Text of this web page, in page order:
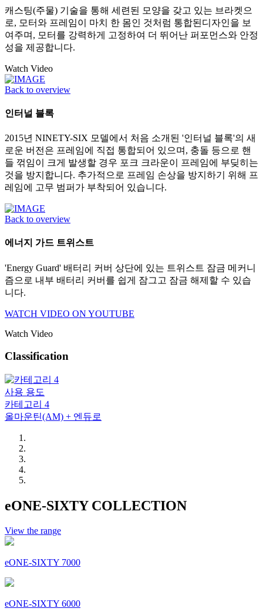
캐스팅(주물) 기술을 통해 세련된 모양을 갖고 있는 브라켓으
로, 모터와 프레임이 마치 한 몸인 것처럼 통합된디자인을 보
여주며, 모터를 강력하게 고정하여 더 뛰어난 퍼포먼스와 안정
성을 제공합니다.
Watch Video
Back to overview
인터널 블록
2015년 NINETY-SIX 모델에서 처음 소개된 '인터널 블록'의 새
로운 버전은 프레임에 직접 통합되어 있으며, 충돌 등으로 핸
들 꺾임이 크게 발생할 경우 포크 크라운이 프레임에 부딪히는
것을 방지합니다. 추가적으로 프레임 손상을 방지하기 위해 프
레임에 고무 범퍼가 부착되어 있습니다.
Back to overview
에너지 가드 트위스트
'Energy Guard' 배터리 커버 상단에 있는 트위스트 잠금 메커니
즘으로 내부 배터리 커버를 쉽게 잠그고 잠금 해제할 수 있습
니다.
WATCH VIDEO ON YOUTUBE
Watch Video
Classification
사용 용도
카테고리 4
올마운틴(AM) + 엔듀로
eONE-SIXTY COLLECTION
View the range
eONE-SIXTY 7000
eONE-SIXTY 6000